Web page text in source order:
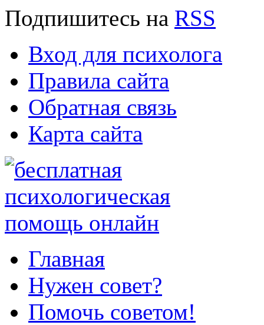
Подпишитесь на RSS
Вход для психолога
Правила сайта
Обратная связь
Карта сайта
Главная
Нужен совет?
Помочь советом!